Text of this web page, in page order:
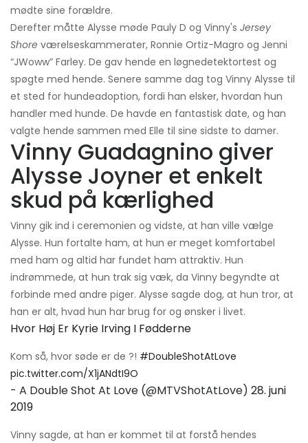
mødte sine forældre.
Derefter måtte Alysse møde Pauly D og Vinny's Jersey
Shore værelseskammerater, Ronnie Ortiz-Magro og Jenni
“JWoww” Farley. De gav hende en løgnedetektortest og
spøgte med hende. Senere samme dag tog Vinny Alysse til
et sted for hundeadoption, fordi han elsker, hvordan hun
handler med hunde. De havde en fantastisk date, og han
valgte hende sammen med Elle til sine sidste to damer.
Vinny Guadagnino giver
Alysse Joyner et enkelt
skud på kærlighed
Vinny gik ind i ceremonien og vidste, at han ville vælge
Alysse. Hun fortalte ham, at hun er meget komfortabel
med ham og altid har fundet ham attraktiv. Hun
indrømmede, at hun trak sig væk, da Vinny begyndte at
forbinde med andre piger. Alysse sagde dog, at hun tror, ​​at
han er alt, hvad hun har brug for og ønsker i livet.
Hvor Høj Er Kyrie Irving I Fødderne
Kom så, hvor søde er de ?! #DoubleShotAtLove
pic.twitter.com/X1jANdtI9O
- A Double Shot At Love (@MTVShotAtLove) 28. juni
2019
Vinny sagde, at han er kommet til at forstå hendes